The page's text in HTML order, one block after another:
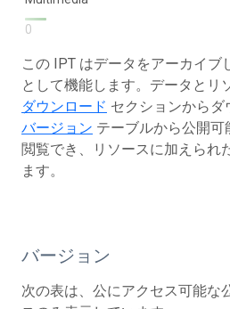
0
この IPT はデータをアーカイブ
として機能します。データとリ
ダウンロード セクションからダ
バージョン テーブルから公開可
閲覧でき、リソースに加えられ
ます。
バージョン
次の表は、公にアクセス可能な